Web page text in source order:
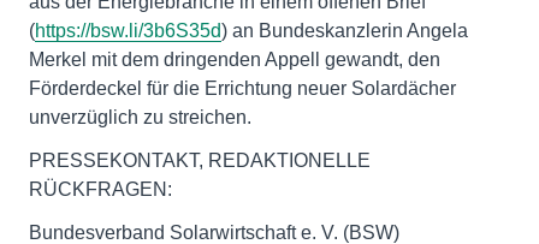
(https://bsw.li/3b6S35d) an Bundeskanzlerin Angela
Merkel mit dem dringenden Appell gewandt, den
Förderdeckel für die Errichtung neuer Solardächer
unverzüglich zu streichen.
PRESSEKONTAKT, REDAKTIONELLE
RÜCKFRAGEN:
Bundesverband Solarwirtschaft e. V. (BSW)